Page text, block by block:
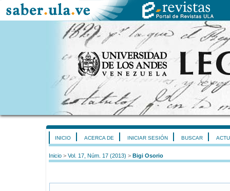
INICIO ACERCA DE INICIAR SESIÓN BUSCAR
Inicio > Vol. 17, Núm. 17 (2013) > Bigi Osorio